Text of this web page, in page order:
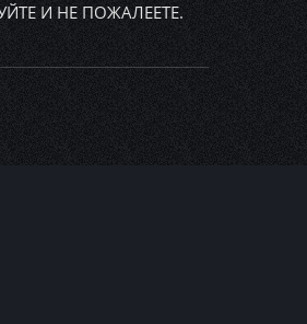
И НЕ ПОЖАЛЕЕТЕ.